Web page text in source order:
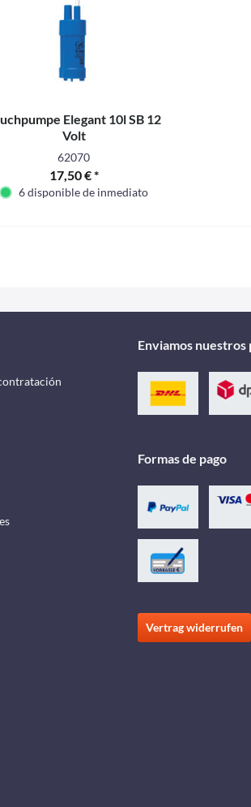
Elegant 10l SB 12
Volt
62070
17,50 € *
6 disponible de inmediato
Enviamos nuestros
Formas de pago
Vertrag widerrufen